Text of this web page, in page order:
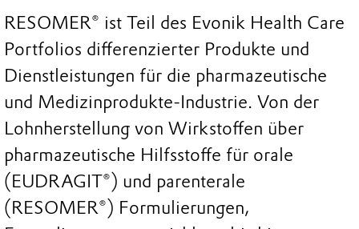
RESOMER® ist Teil des Evonik Health Care
Portfolios differenzierter Produkte und
Dienstleistungen für die pharmazeutische
und Medizinprodukte-Industrie. Von der
Lohnherstellung von Wirkstoffen über
pharmazeutische Hilfsstoffe für orale
(EUDRAGIT®) und parenterale
(RESOMER®) Formulierungen,